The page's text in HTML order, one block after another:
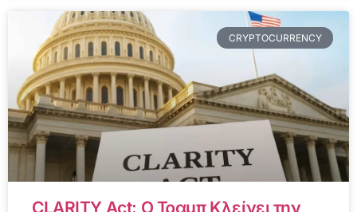
CRYPTOCURRENCY
CLARITY Act: Ο Τραμπ Κλείνει την